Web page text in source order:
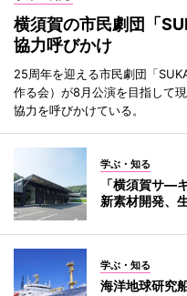
横須賀の市民劇団「
協力呼びかけ
25周年を迎える市民劇団「
作る会）が8月公演を目指して
協力を呼びかけている。
学ぶ・知る
「横須賀サ―
新素材開発、
学ぶ・知る
海洋地球研究